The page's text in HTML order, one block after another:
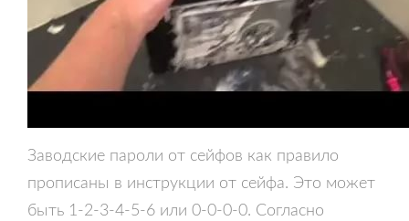
Заводские пароли от сейфов как правило
прописаны в инструкции от сейфа. Это может
быть 1-2-3-4-5-6 или 0-0-0-0. Согласно